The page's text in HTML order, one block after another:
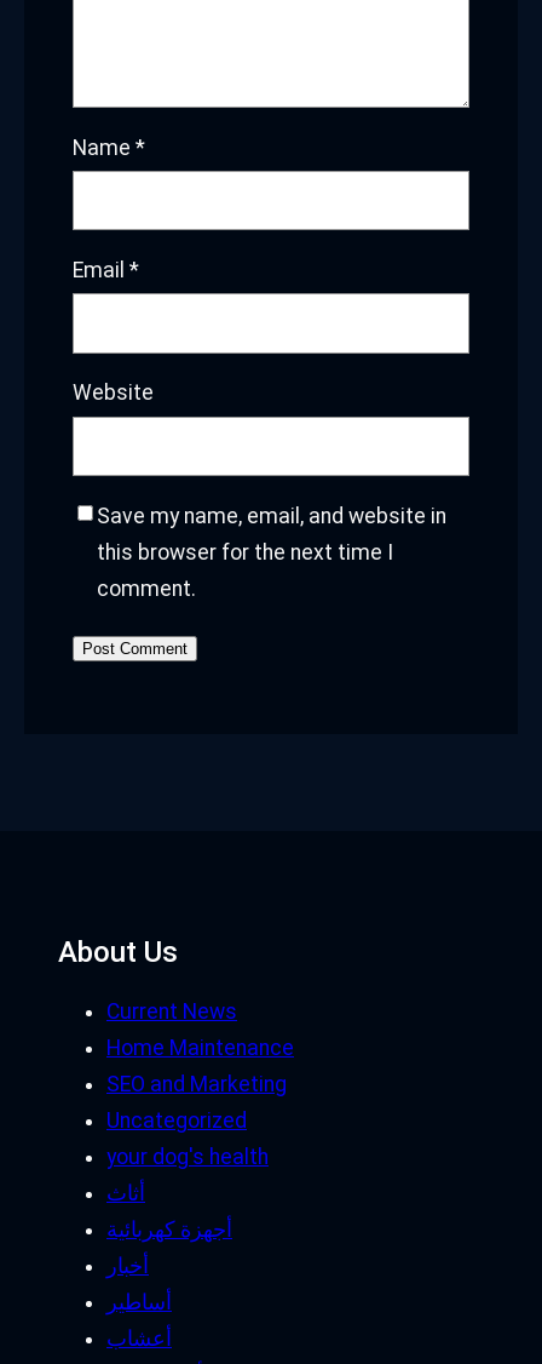
Name *
Email *
Website
Save my name, email, and website in
this browser for the next time I
comment.
About Us
Current News
Home Maintenance
SEO and Marketing
Uncategorized
your dog's health
أثاث
أجهزة كهربائية
أخبار
أساطير
أعشاب